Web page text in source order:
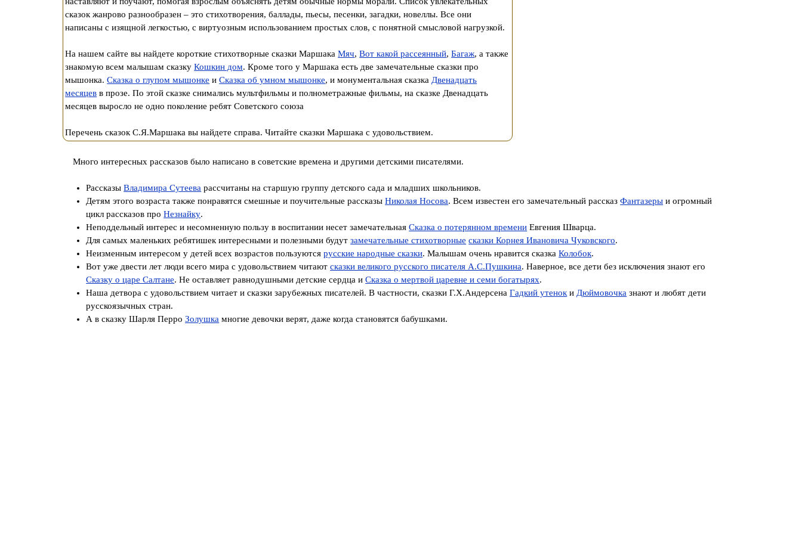
сказок жанрово разнообразен – это стихотворения, баллады, пьесы, песенки, загадки, новеллы. Все они
написаны с изящной легкостью, с виртуозным использованием простых слов, с понятной смысловой нагрузкой.
На нашем сайте вы найдете короткие стихотворные сказки МаршакаМяч,Вот какой рассеянный,Багаж, а также
знакомую всем малышам сказкуКошкин дом. Кроме того у Маршака есть две замечательные сказки про
мышонка.Сказка о глупом мышонке иСказка об умном мышонке, и монументальная сказка Двенадцать
месяцев в прозе. По этой сказке снимались мультфильмы и полнометражные фильмы, на сказке Двенадцать
месяцев выросло не одно поколение ребят Советского союза
Перечень сказок С.Я.Маршака вы найдете справа. Читайте сказки Маршака с удовольствием.
Много интересных рассказов было написано в советские времена и другими детскими писателями.
РассказыВладимира Сутеева рассчитаны на старшую группу детского сада и младших школьников.
Детям этого возраста также понравятся смешные ипоучительные рассказыНиколая Носова. Всем известен его замечательный рассказФантазеры и огромный
цикл рассказов проНезнайку.
Неподдельный интерес и несомненную пользу в воспитании несет замечательнаяСказка о потерянном времени Евгения Шварца.
Для самых маленьких ребятишек интересными и полезными будутзамечательные стихотворные сказки Корнея Ивановича Чуковского.
Неизменным интересом у детей всех возрастов пользуютсярусские народные сказки. Малышам очень нравится сказкаКолобок.
Вот уже двести лет люди всего мира с удовольствием читаютсказки великого русского писателя А.С.Пушкина. Наверное, все дети без исключения знают его
Сказку о царе Салтане. Не оставляет равнодушными детские сердца иСказка о мертвой царевне и семи богатырях.
Наша детвора с удовольствием читает и сказки зарубежных писателей. В частности, сказки Г.Х.АндерсенаГадкий утенок и Дюймовочка знают и любят дети
русскоязычных стран.
А в сказку Шарля ПерроЗолушка многие девочки верят, даже когда становятся бабушками.